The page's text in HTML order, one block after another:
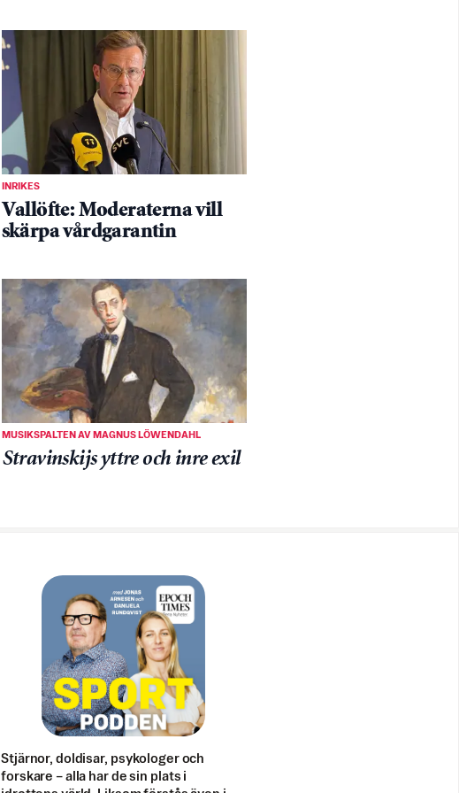
INRIKES
Vallöfte: Moderaterna vill
skärpa vårdgarantin
MUSIKSPALTEN AV MAGNUS LÖWENDAHL
Stravinskijs yttre och inre exil
Stjärnor, doldisar, psykologer och
forskare – alla har de sin plats i